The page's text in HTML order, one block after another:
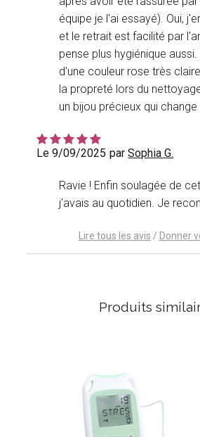
équipe je l'ai essayé). Oui,
et le retrait est facilité par
pense plus hygiénique
d'une couleur rose très
la propreté lors du
un bijou précieux qui change
Le 9/09/2025 parSophia G.
Ravie ! Enfin soulagée de
j'avais au quotidien. Je
Lire tous les avis / Donner
Produits